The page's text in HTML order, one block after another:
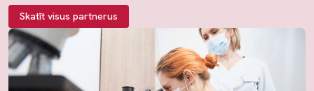
Skatīt visus partnerus